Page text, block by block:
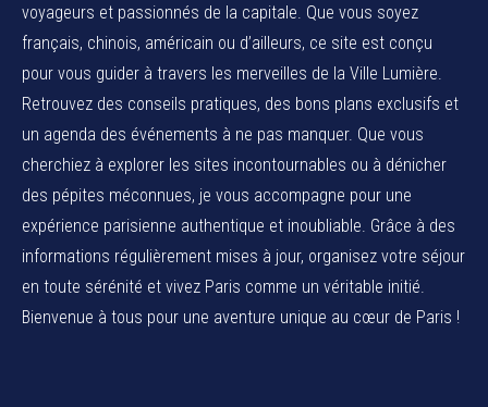
voyageurs et passionnés de la capitale. Que vous soyez
français, chinois, américain ou d’ailleurs, ce site est conçu
pour vous guider à travers les merveilles de la Ville Lumière.
Retrouvez des conseils pratiques, des bons plans exclusifs et
un agenda des événements à ne pas manquer. Que vous
cherchiez à explorer les sites incontournables ou à dénicher
des pépites méconnues, je vous accompagne pour une
expérience parisienne authentique et inoubliable. Grâce à des
informations régulièrement mises à jour, organisez votre séjour
en toute sérénité et vivez Paris comme un véritable initié.
Bienvenue à tous pour une aventure unique au cœur de Paris !